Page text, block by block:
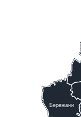
Бережани